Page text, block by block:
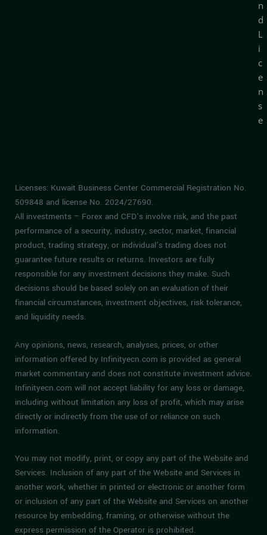
n
d
L
i
c
e
n
s
e
Licenses: Kuwait Business Center Commercial Registration No.
509848 and license No. 2024/27690.
All investments – Forex and CFD’s involve risk, and the past
performance of a security, industry, sector, market, financial
product, trading strategy, or individual’s trading does not
guarantee future results or returns. Investors are fully
responsible for any investment decisions they make. Such
decisions should be based solely on an evaluation of their
financial circumstances, investment objectives, risk tolerance,
and liquidity needs.
Any opinions, news, research, analyses, prices, or other
information offered by Infinityecn.com is provided as general
market commentary and does not constitute investment advice.
Infinityecn.com will not accept liability for any loss or damage,
including without limitation any loss of profit, which may arise
directly or indirectly from the use of or reliance on such
information.
You may not modify, print, or copy any part of the Website and
Services. Inclusion of any part of the Website and Services in
another work, whether in printed or electronic or another form
or inclusion of any part of the Website and Services on another
resource by embedding, framing, or otherwise without the
express permission of the Operator is prohibited.